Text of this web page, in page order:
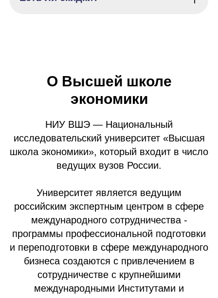
О Высшей школе
экономики
НИУ ВШЭ — Национальный
исследовательский университет «Высшая
школа экономики», который входит в число
ведущих вузов России.
Университет является ведущим
российским экспертным центром в сфере
международного сотрудничества -
программы профессиональной подготовки
и переподготовки в сфере международного
бизнеса создаются с привлечением в
сотрудничестве с крупнейшими
международными Институтами и